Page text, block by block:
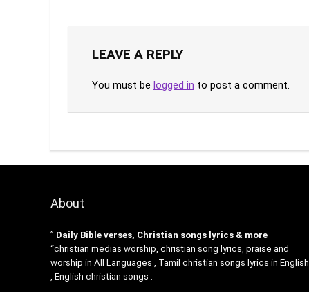
LEAVE A REPLY
You must be logged in to post a comment.
About
” Daily Bible verses, Christian songs lyrics & more
“christian medias worship, christian song lyrics, praise and
worship in All Languages , Tamil christian songs lyrics in English
, English christian songs .